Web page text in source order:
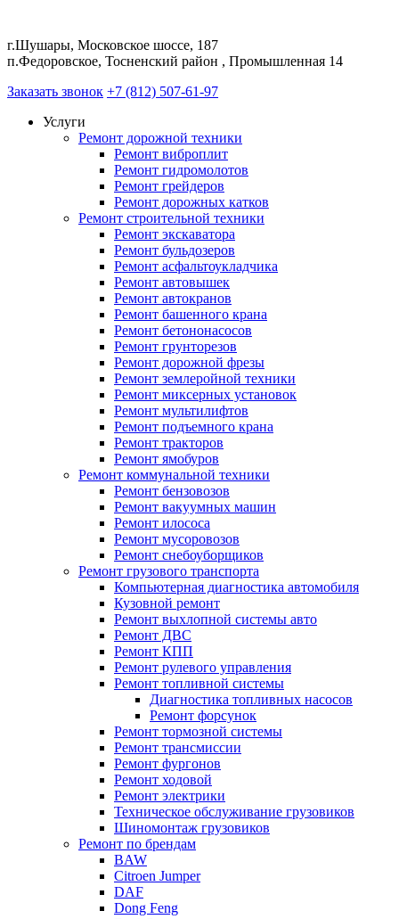
г.Шушары, Московское шоссе, 187
п.Федоровское, Тосненский район , Промышленная 14
Заказать звонок +7 (812) 507-61-97
Услуги
Ремонт дорожной техники
Ремонт виброплит
Ремонт гидромолотов
Ремонт грейдеров
Ремонт дорожных катков
Ремонт строительной техники
Ремонт экскаватора
Ремонт бульдозеров
Ремонт асфальтоукладчика
Ремонт автовышек
Ремонт автокранов
Ремонт башенного крана
Ремонт бетононасосов
Ремонт грунторезов
Ремонт дорожной фрезы
Ремонт землеройной техники
Ремонт миксерных установок
Ремонт мультилифтов
Ремонт подъемного крана
Ремонт тракторов
Ремонт ямобуров
Ремонт коммунальной техники
Ремонт бензовозов
Ремонт вакуумных машин
Ремонт илососа
Ремонт мусоровозов
Ремонт снебоуборщиков
Ремонт грузового транспорта
Компьютерная диагностика автомобиля
Кузовной ремонт
Ремонт выхлопной системы авто
Ремонт ДВС
Ремонт КПП
Ремонт рулевого управления
Ремонт топливной системы
Диагностика топливных насосов
Ремонт форсунок
Ремонт тормозной системы
Ремонт трансмиссии
Ремонт фургонов
Ремонт ходовой
Ремонт электрики
Техническое обслуживание грузовиков
Шиномонтаж грузовиков
Ремонт по брендам
BAW
Citroen Jumper
DAF
Dong Feng